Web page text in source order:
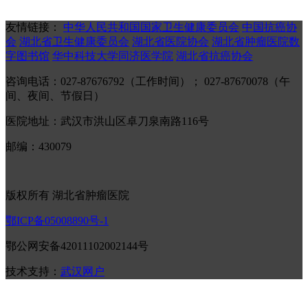
友情链接： 中华人民共和国国家卫生健康委员会 中国抗癌协
会 湖北省卫生健康委员会 湖北省医院协会 湖北省肿瘤医院数
字图书馆 华中科技大学同济医学院 湖北省抗癌协会
咨询电话：027-87676792（工作时间）； 027-87670078（午
间、夜间、节假日）
医院地址：武汉市洪山区卓刀泉南路116号
邮编：430079
版权所有 湖北省肿瘤医院
鄂ICP备05008890号-1
鄂公网安备42011102002144号
技术支持： 武汉网户